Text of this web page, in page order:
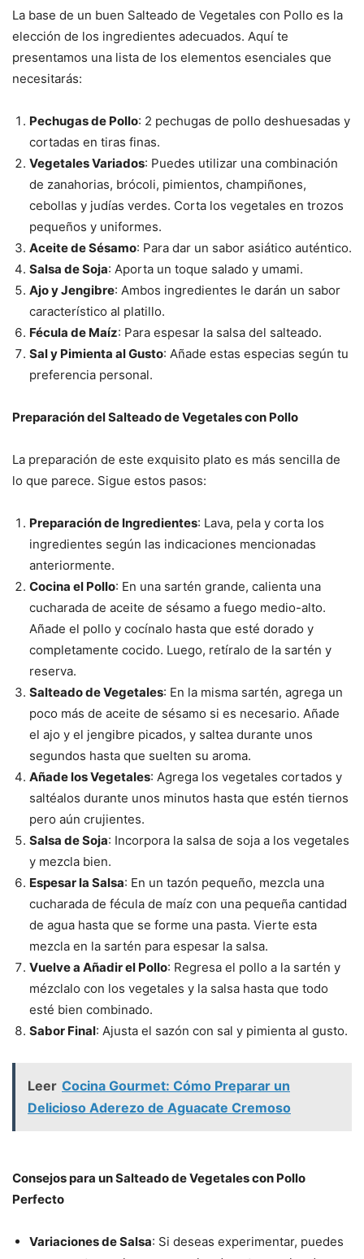
La base de un buen Salteado de Vegetales con Pollo es la
elección de los ingredientes adecuados. Aquí te
presentamos una lista de los elementos esenciales que
necesitarás:
Pechugas de Pollo: 2 pechugas de pollo deshuesadas y
cortadas en tiras finas.
Vegetales Variados: Puedes utilizar una combinación
de zanahorias, brócoli, pimientos, champiñones,
cebollas y judías verdes. Corta los vegetales en trozos
pequeños y uniformes.
Aceite de Sésamo: Para dar un sabor asiático auténtico.
Salsa de Soja: Aporta un toque salado y umami.
Ajo y Jengibre: Ambos ingredientes le darán un sabor
característico al platillo.
Fécula de Maíz: Para espesar la salsa del salteado.
Sal y Pimienta al Gusto: Añade estas especias según tu
preferencia personal.
Preparación del Salteado de Vegetales con Pollo
La preparación de este exquisito plato es más sencilla de
lo que parece. Sigue estos pasos:
Preparación de Ingredientes: Lava, pela y corta los
ingredientes según las indicaciones mencionadas
anteriormente.
Cocina el Pollo: En una sartén grande, calienta una
cucharada de aceite de sésamo a fuego medio-alto.
Añade el pollo y cocínalo hasta que esté dorado y
completamente cocido. Luego, retíralo de la sartén y
reserva.
Salteado de Vegetales: En la misma sartén, agrega un
poco más de aceite de sésamo si es necesario. Añade
el ajo y el jengibre picados, y saltea durante unos
segundos hasta que suelten su aroma.
Añade los Vegetales: Agrega los vegetales cortados y
saltéalos durante unos minutos hasta que estén tiernos
pero aún crujientes.
Salsa de Soja: Incorpora la salsa de soja a los vegetales
y mezcla bien.
Espesar la Salsa: En un tazón pequeño, mezcla una
cucharada de fécula de maíz con una pequeña cantidad
de agua hasta que se forme una pasta. Vierte esta
mezcla en la sartén para espesar la salsa.
Vuelve a Añadir el Pollo: Regresa el pollo a la sartén y
mézclalo con los vegetales y la salsa hasta que todo
esté bien combinado.
Sabor Final: Ajusta el sazón con sal y pimienta al gusto.
Leer Cocina Gourmet: Cómo Preparar un
Delicioso Aderezo de Aguacate Cremoso
Consejos para un Salteado de Vegetales con Pollo
Perfecto
Variaciones de Salsa: Si deseas experimentar, puedes